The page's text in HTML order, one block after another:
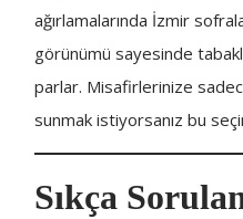
ağırlamalarında İzmir
görünümü sayesinde
parlar. Misafirlerinize
sunmak istiyorsanız bu
Sıkça